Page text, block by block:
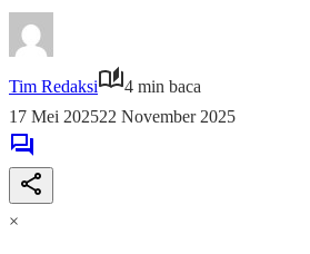
Tim Redaksi
4 min baca
17 Mei 202522 November 2025
×